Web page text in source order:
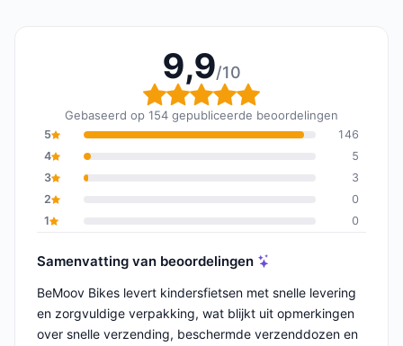
9,9/10
Algemene beoordeling:
Gebaseerd op 154 gepubliceerde beoordelingen
5
146
4
5
3
3
2
0
1
0
Samenvatting van beoordelingen
BeMoov Bikes levert kindersfietsen met snelle levering
en zorgvuldige verpakking, wat blijkt uit opmerkingen
over snelle verzending, beschermde verzenddozen en